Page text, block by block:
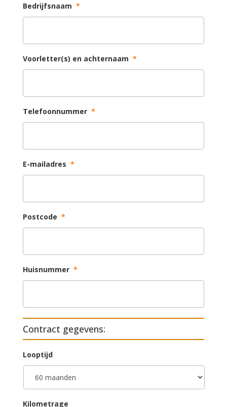
Bedrijfsnaam *
Voorletter(s) en achternaam *
Telefoonnummer *
E-mailadres *
Postcode *
Huisnummer *
Contract gegevens:
Looptijd
Kilometrage